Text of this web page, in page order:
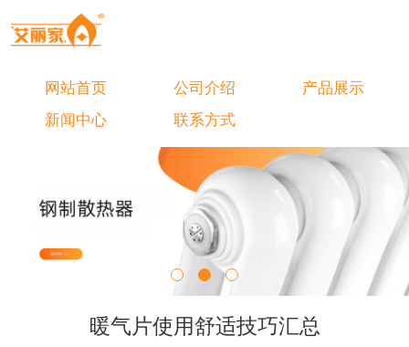
网站首页 公司介绍
产品展示
新闻中心
联系方式
暖气片使用舒适技巧汇总